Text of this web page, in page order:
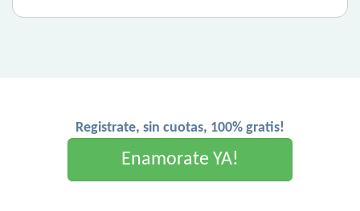
Registrate, sin cuotas, 100% gratis!
Enamorate YA!